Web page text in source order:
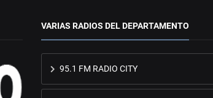
VARIAS RADIOS DEL DEPARTAMENTO
95.1 FM RADIO CITY